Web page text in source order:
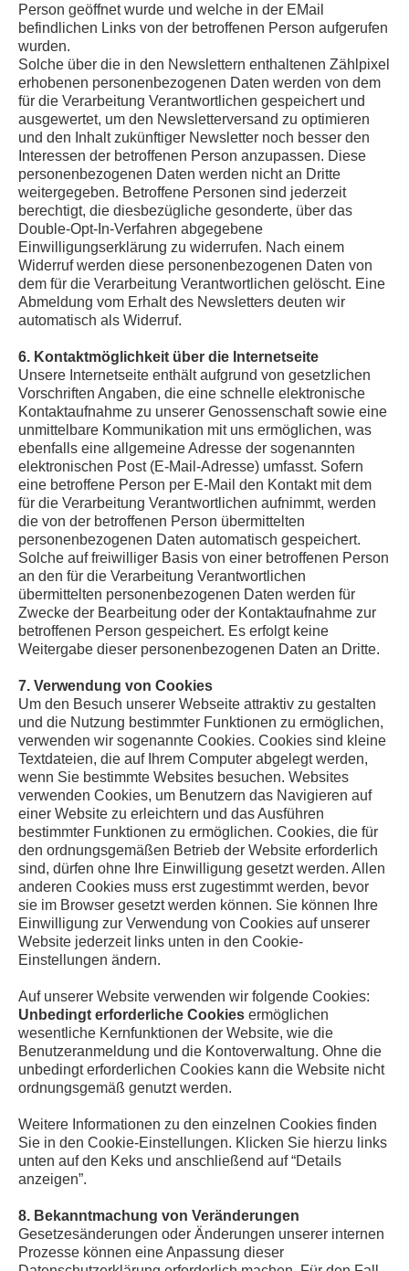
Person geöffnet wurde und welche in der EMail
befindlichen Links von der betroffenen Person aufgerufen
wurden.
Solche über die in den Newslettern enthaltenen Zählpixel
erhobenen personenbezogenen Daten werden von dem
für die Verarbeitung Verantwortlichen gespeichert und
ausgewertet, um den Newsletterversand zu optimieren
und den Inhalt zukünftiger Newsletter noch besser den
Interessen der betroffenen Person anzupassen. Diese
personenbezogenen Daten werden nicht an Dritte
weitergegeben. Betroffene Personen sind jederzeit
berechtigt, die diesbezügliche gesonderte, über das
Double-Opt-In-Verfahren abgegebene
Einwilligungserklärung zu widerrufen. Nach einem
Widerruf werden diese personenbezogenen Daten von
dem für die Verarbeitung Verantwortlichen gelöscht. Eine
Abmeldung vom Erhalt des Newsletters deuten wir
automatisch als Widerruf.
6. Kontaktmöglichkeit über die Internetseite
Unsere Internetseite enthält aufgrund von gesetzlichen
Vorschriften Angaben, die eine schnelle elektronische
Kontaktaufnahme zu unserer Genossenschaft sowie eine
unmittelbare Kommunikation mit uns ermöglichen, was
ebenfalls eine allgemeine Adresse der sogenannten
elektronischen Post (E-Mail-Adresse) umfasst. Sofern
eine betroffene Person per E-Mail den Kontakt mit dem
für die Verarbeitung Verantwortlichen aufnimmt, werden
die von der betroffenen Person übermittelten
personenbezogenen Daten automatisch gespeichert.
Solche auf freiwilliger Basis von einer betroffenen Person
an den für die Verarbeitung Verantwortlichen
übermittelten personenbezogenen Daten werden für
Zwecke der Bearbeitung oder der Kontaktaufnahme zur
betroffenen Person gespeichert. Es erfolgt keine
Weitergabe dieser personenbezogenen Daten an Dritte.
7. Verwendung von Cookies
Um den Besuch unserer Webseite attraktiv zu gestalten
und die Nutzung bestimmter Funktionen zu ermöglichen,
verwenden wir sogenannte Cookies. Cookies sind kleine
Textdateien, die auf Ihrem Computer abgelegt werden,
wenn Sie bestimmte Websites besuchen. Websites
verwenden Cookies, um Benutzern das Navigieren auf
einer Website zu erleichtern und das Ausführen
bestimmter Funktionen zu ermöglichen. Cookies, die für
den ordnungsgemäßen Betrieb der Website erforderlich
sind, dürfen ohne Ihre Einwilligung gesetzt werden. Allen
anderen Cookies muss erst zugestimmt werden, bevor
sie im Browser gesetzt werden können. Sie können Ihre
Einwilligung zur Verwendung von Cookies auf unserer
Website jederzeit links unten in den Cookie-
Einstellungen ändern.
Auf unserer Website verwenden wir folgende Cookies:
Unbedingt erforderliche Cookies ermöglichen
wesentliche Kernfunktionen der Website, wie die
Benutzeranmeldung und die Kontoverwaltung. Ohne die
unbedingt erforderlichen Cookies kann die Website nicht
ordnungsgemäß genutzt werden. ‍
Weitere Informationen zu den einzelnen Cookies finden
Sie in den Cookie-Einstellungen. Klicken Sie hierzu links
unten auf den Keks und anschließend auf “Details
anzeigen”.
8. Bekanntmachung von Veränderungen
Gesetzesänderungen oder Änderungen unserer internen
Prozesse können eine Anpassung dieser